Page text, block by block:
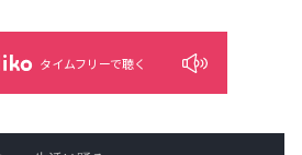
タイムフリーで聴く